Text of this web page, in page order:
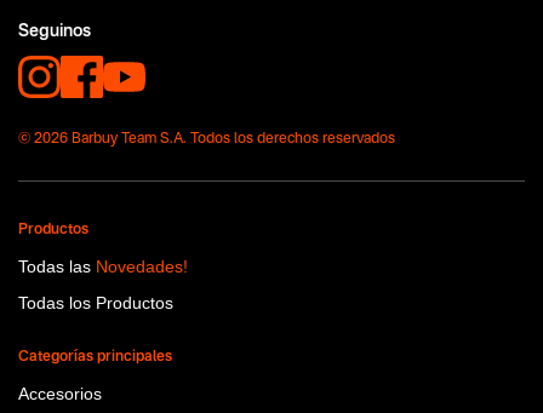
Funcion o uso
No items found.
No items found.
Seguinos
© 2026 Barbuy Team S.A. Todos los derechos reservados
Productos
Todas las Novedades!
Todas los Productos
Categorías principales
Accesorios